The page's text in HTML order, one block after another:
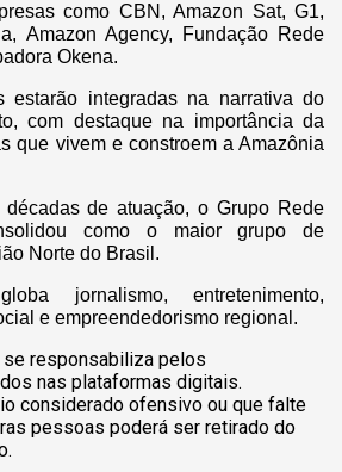
como CBN, Amazon Sat, G1,
Amazon Agency, Fundação Rede
Okena.
estarão integradas na narrativa do
com destaque na importância da
que vivem e constroem a Amazônia
de atuação, o Grupo Rede
como o maior grupo de
Norte do Brasil.
jornalismo, entretenimento,
e empreendedorismo regional.
se responsabiliza pelos
nas plataformas digitais.
considerado ofensivo ou que falte
pessoas poderá ser retirado do